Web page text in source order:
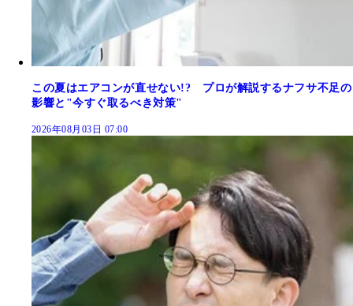
この夏はエアコンが直せない!? プロが解説するナフサ不足の
影響と"今すぐ取るべき対策"
2026年08月03日 07:00